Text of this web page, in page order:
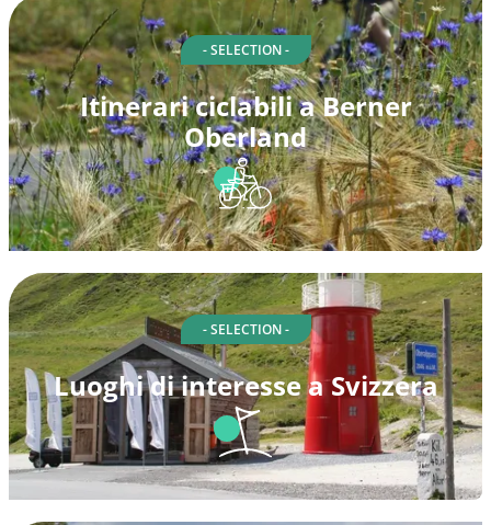
- SELECTION -
Itinerari ciclabili a Berner
Oberland
- SELECTION -
Luoghi di interesse a Svizzera